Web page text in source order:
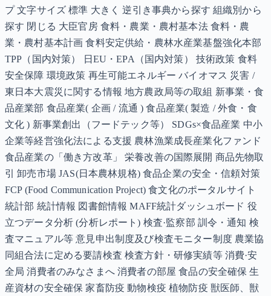
プ 文字サイズ 標準 大きく 逆引き事典から探す 組織別から
探す 閉じる 大臣官房 食料・農業・農村基本法 食料・農
業・農村基本計画 食料安定供給・農林水産業基盤強化本部
TPP（国内対策） 日EU・EPA（国内対策） 技術政策 食料
安全保障 環境政策 再生可能エネルギー バイオマス 災害 /
東日本大震災に関する情報 地方農政局等の取組 新事業・食
品産業部 食品産業( 企画 / 流通 ) 食品産業( 製造 / 外食・食
文化 ) 新事業創出（フードテック等） SDGs×食品産業 中小
企業等経営強化法による支援 農林漁業成長産業化ファンド
食品産業の「働き方改革」 栄養改善の国際展開 商品先物取
引 卸売市場 JAS(日本農林規格) 食品企業の安全・信頼対策
FCP (Food Communication Project) 食文化のポータルサイト
統計部 統計情報 図書館情報 MAFF統計ダッシュボード 役
立つデータ分析 (分析レポート) 検査·監察部 訓令・通知 検
査マニュアル等 意見申出制度及び検査モニター制度 農業協
同組合法に定める要請検査 検査方針・研修実績等 消費·安
全局 消費者のみなさまへ 消費者の部屋 食品の安全確保 生
産資材の安全確保 家畜防疫 動物検疫 植物防疫 獣医師、獣